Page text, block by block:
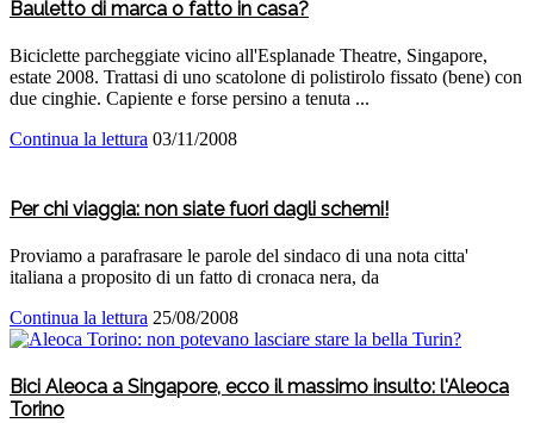
Bauletto di marca o fatto in casa?
Biciclette parcheggiate vicino all'Esplanade Theatre, Singapore,
estate 2008. Trattasi di uno scatolone di polistirolo fissato (bene) con
due cinghie. Capiente e forse persino a tenuta ...
Continua la lettura 03/11/2008
Per chi viaggia: non siate fuori dagli schemi!
Proviamo a parafrasare le parole del sindaco di una nota citta'
italiana a proposito di un fatto di cronaca nera, da
Continua la lettura 25/08/2008
Bici Aleoca a Singapore, ecco il massimo insulto: l'Aleoca
Torino